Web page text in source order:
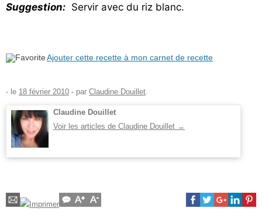
Suggestion: Servir avec du riz blanc.
Ajouter cette recette à mon carnet de recette
- le 18 février 2010 - par Claudine Douillet.
Claudine Douillet
Voir les articles de Claudine Douillet →